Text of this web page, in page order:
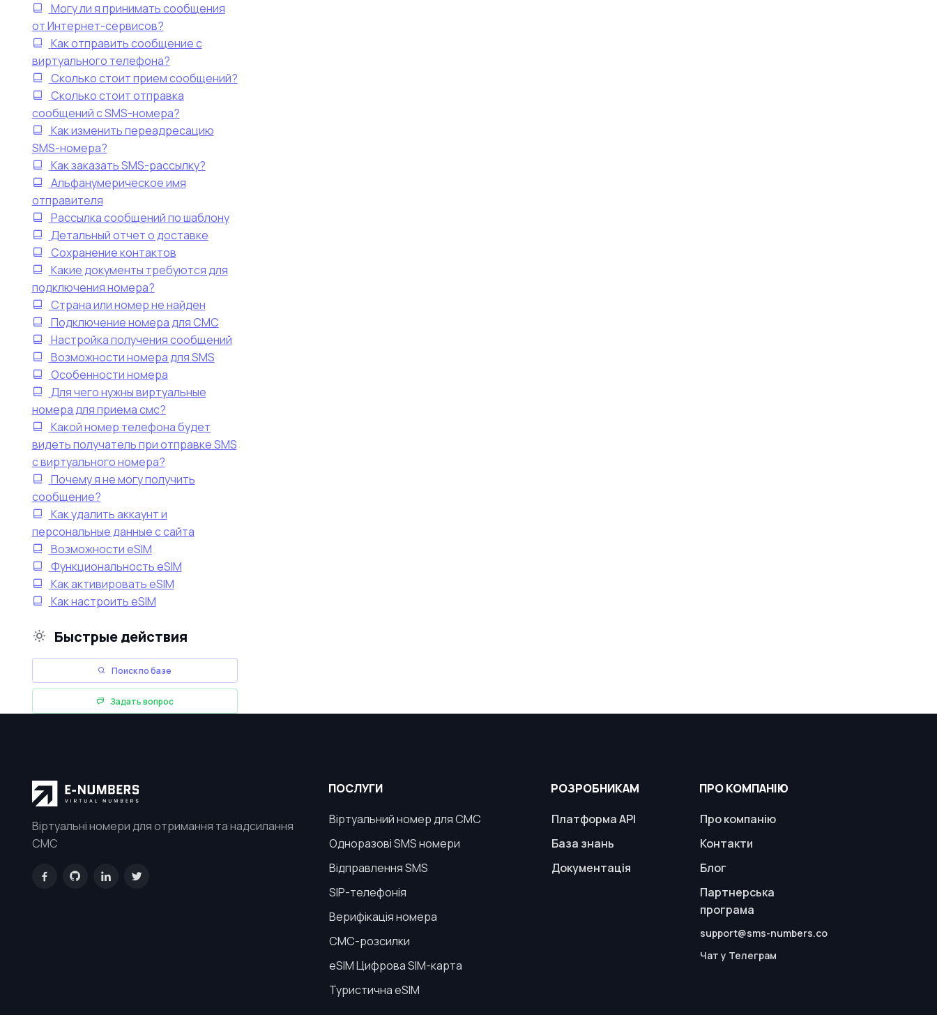
Могу ли я принимать сообщения
от Интернет-сервисов?
Как отправить сообщение с
виртуального телефона?
Сколько стоит прием сообщений?
Сколько стоит отправка
сообщений с SMS-номера?
Как изменить переадресацию
SMS-номера?
Как заказать SMS-рассылку?
Альфанумерическое имя
отправителя
Рассылка сообщений по шаблону
Детальный отчет о доставке
Сохранение контактов
Какие документы требуются для
подключения номера?
Страна или номер не найден
Подключение номера для CMC
Настройка получения сообщений
Возможности номера для SMS
Особенности номера
Для чего нужны виртуальные
номера для приема смс?
Какой номер телефона будет
видеть получатель при отправке SMS
с виртуального номера?
Почему я не могу получить
сообщение?
Как удалить аккаунт и
персональные данные с сайта
Возможности eSIM
Функциональность eSIM
Как активировать eSIM
Как настроить eSIM
Быстрые действия
Поиск по базе
Задать вопрос
Віртуальні номери для отримання та надсилання
СМС
ПОСЛУГИ
Віртуальний номер для СМС
Одноразові SMS номери
Відправлення SMS
SIP-телефонія
Верифікація номера
СМС-розсилки
eSIM Цифрова SIM-карта
Туристична eSIM
РОЗРОБНИКАМ
Платформа API
База знань
Документація
ПРО КОМПАНІЮ
Про компанію
Контакти
Блог
Партнерська
програма
support@sms-numbers.co
Чат у Телеграм